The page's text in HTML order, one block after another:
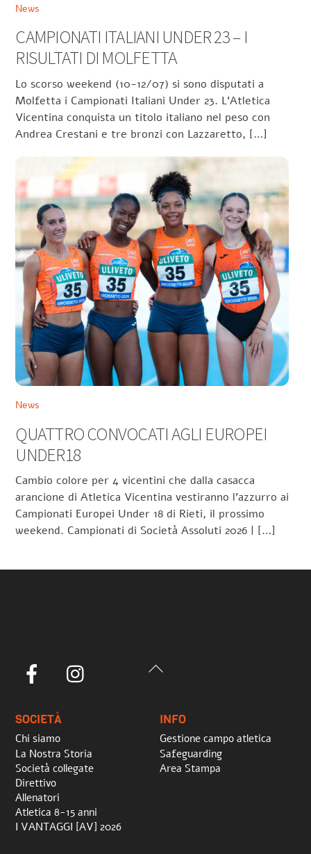
News
CAMPIONATI ITALIANI UNDER 23 – I
RISULTATI DI MOLFETTA
Lo scorso weekend (10-12/07) si sono disputati a
Molfetta i Campionati Italiani Under 23. L’Atletica
Vicentina conquista un titolo italiano nel peso con
Andrea Crestani e tre bronzi con Lazzaretto, […]
News
QUATTRO CONVOCATI AGLI EUROPEI
UNDER18
Cambio colore per 4 vicentini che dalla casacca
arancione di Atletica Vicentina vestiranno l’azzurro ai
Campionati Europei Under 18 di Rieti, il prossimo
weekend. Campionati di Società Assoluti 2026 | […]
Back
Facebook
SOCIETÀ
Chi siamo
La Nostra Storia
Società collegate
Direttivo
Allenatori
Atletica 8-15 anni
I VANTAGGI [AV] 2026
INFO
Gestione campo atletica
Safeguarding
Area Stampa